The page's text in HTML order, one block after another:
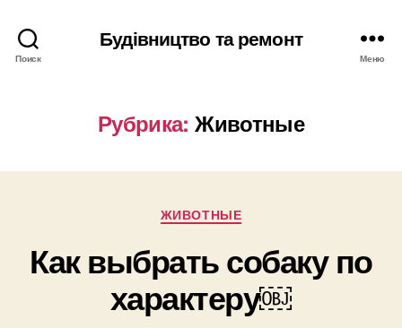
Поиск
Будівництво та ремонт
Меню
Рубрика: Животные
Рубрики
ЖИВОТНЫЕ
Как выбрать собаку по
характеру￼